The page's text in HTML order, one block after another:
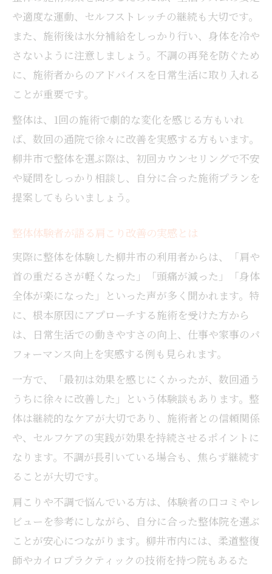
や適度な運動、セルフストレッチの継続も大切です。
また、施術後は水分補給をしっかり行い、身体を冷や
さないように注意しましょう。不調の再発を防ぐため
に、施術者からのアドバイスを日常生活に取り入れる
ことが重要です。
整体は、1回の施術で劇的な変化を感じる方もいれ
ば、数回の通院で徐々に改善を実感する方もいます。
柳井市で整体を選ぶ際は、初回カウンセリングで不安
や疑問をしっかり相談し、自分に合った施術プランを
提案してもらいましょう。
整体体験者が語る肩こり改善の実感とは
実際に整体を体験した柳井市の利用者からは、「肩や
首の重だるさが軽くなった」「頭痛が減った」「身体
全体が楽になった」といった声が多く聞かれます。特
に、根本原因にアプローチする施術を受けた方から
は、日常生活での動きやすさの向上、仕事や家事のパ
フォーマンス向上を実感する例も見られます。
一方で、「最初は効果を感じにくかったが、数回通う
うちに徐々に改善した」という体験談もあります。整
体は継続的なケアが大切であり、施術者との信頼関係
や、セルフケアの実践が効果を持続させるポイントに
なります。不調が長引いている場合も、焦らず継続す
ることが大切です。
肩こりや不調で悩んでいる方は、体験者の口コミやレ
ビューを参考にしながら、自分に合った整体院を選ぶ
ことが安心につながります。柳井市内には、柔道整復
師やカイロプラクティックの技術を持つ院もあるた